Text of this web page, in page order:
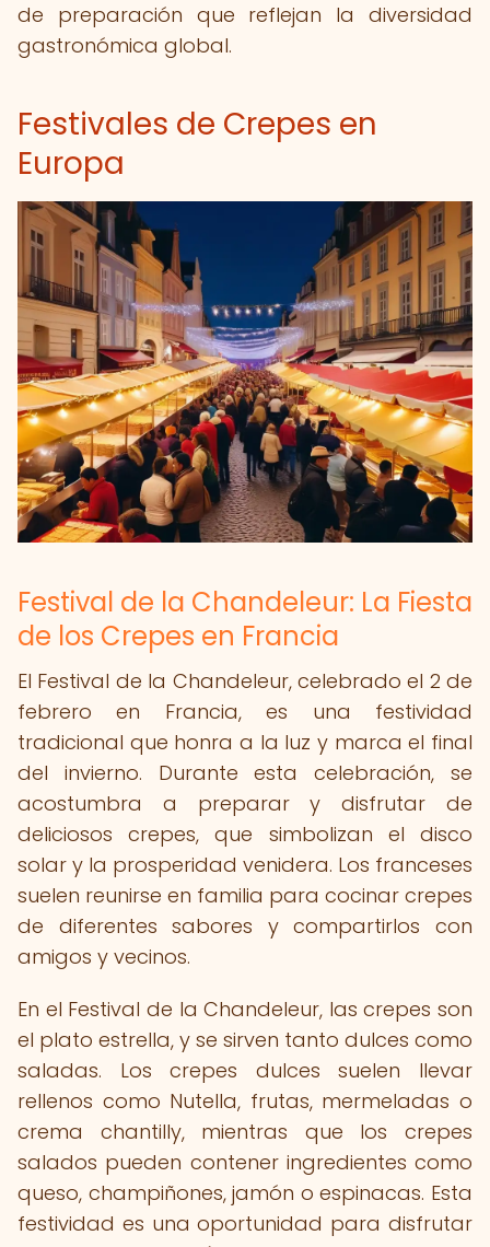
de preparación que reflejan la diversidad
gastronómica global.
Festivales de Crepes en
Europa
Festival de la Chandeleur: La Fiesta
de los Crepes en Francia
El Festival de la Chandeleur, celebrado el 2 de
febrero en Francia, es una festividad
tradicional que honra a la luz y marca el final
del invierno. Durante esta celebración, se
acostumbra a preparar y disfrutar de
deliciosos crepes, que simbolizan el disco
solar y la prosperidad venidera. Los franceses
suelen reunirse en familia para cocinar crepes
de diferentes sabores y compartirlos con
amigos y vecinos.
En el Festival de la Chandeleur, las crepes son
el plato estrella, y se sirven tanto dulces como
saladas. Los crepes dulces suelen llevar
rellenos como Nutella, frutas, mermeladas o
crema chantilly, mientras que los crepes
salados pueden contener ingredientes como
queso, champiñones, jamón o espinacas. Esta
festividad es una oportunidad para disfrutar